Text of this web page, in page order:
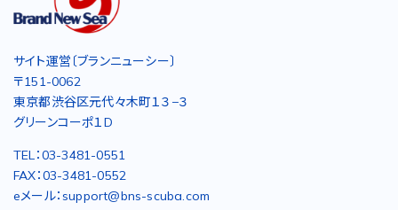
サイト運営〔ブランニューシー〕
〒151-0062
東京都渋谷区元代々木町１３−３
グリーンコーポ１D
TEL：03-3481-0551
FAX：03-3481-0552
eメール：support@bns-scuba.com